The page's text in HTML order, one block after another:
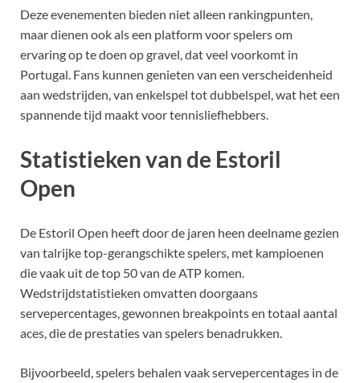
Deze evenementen bieden niet alleen rankingpunten,
maar dienen ook als een platform voor spelers om
ervaring op te doen op gravel, dat veel voorkomt in
Portugal. Fans kunnen genieten van een verscheidenheid
aan wedstrijden, van enkelspel tot dubbelspel, wat het een
spannende tijd maakt voor tennisliefhebbers.
Statistieken van de Estoril
Open
De Estoril Open heeft door de jaren heen deelname gezien
van talrijke top-gerangschikte spelers, met kampioenen
die vaak uit de top 50 van de ATP komen.
Wedstrijdstatistieken omvatten doorgaans
servepercentages, gewonnen breakpoints en totaal aantal
aces, die de prestaties van spelers benadrukken.
Bijvoorbeeld, spelers behalen vaak servepercentages in de